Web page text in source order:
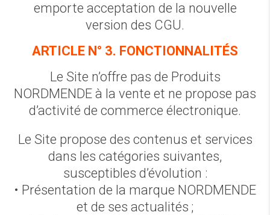
emporte acceptation de la nouvelle
version des CGU.
ARTICLE N° 3. FONCTIONNALITÉS
Le Site n’offre pas de Produits
NORDMENDE à la vente et ne propose pas
d’activité de commerce électronique.
Le Site propose des contenus et services
dans les catégories suivantes,
susceptibles d’évolution :
• Présentation de la marque NORDMENDE
et de ses actualités ;